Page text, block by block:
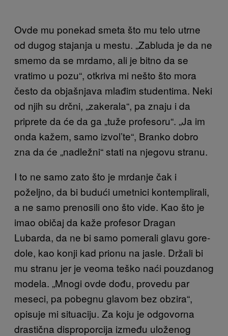
Ovde mu ponekad smeta što mu telo utrne
od dugog stajanja u mestu. „Zabluda je da ne
smemo da se mrdamo, ali je bitno da se
vratimo u pozu“, otkriva mi nešto što mora
često da objašnjava mlađim studentima. Neki
od njih su drčni, „zakerala“, pa znaju i da
priprete da će da ga „tuže profesoru“. „Ja im
onda kažem, samo izvol’te“, Branko dobro
zna da će „nadležni“ stati na njegovu stranu.
I to ne samo zato što je mrdanje čak i
poželjno, da bi budući umetnici kontemplirali,
a ne samo prenosili ono što vide. Kao što je
imao običaj da kaže profesor Dragan
Lubarda, da ne bi samo pomerali glavu gore-
dole, kao konji kad prionu na jasle. Držali bi
mu stranu jer je veoma teško naći pouzdanog
modela. „Mnogi ovde dođu, provedu par
meseci, pa pobegnu glavom bez obzira“,
opisuje mi situaciju. Za koju je odgovorna
drastična disproporcija između uloženog